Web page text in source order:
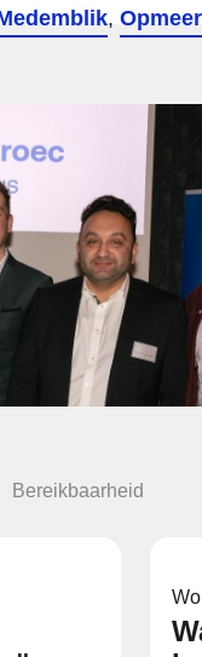
, Opmeer
Bereikbaarheid